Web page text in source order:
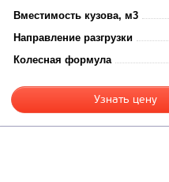
Вместимость кузова, м3
Направление разгрузки
Колесная формула
Узнать цену